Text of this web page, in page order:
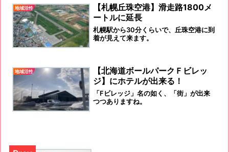
地域活性
【札幌丘珠空港】滑走路1800メ
ートルに延長
札幌駅から30分くらいで、丘珠空港に到
着が見えて来ます。
地域活性
【北海道ボールパークＦビレッ
ジ】にホテルが出来る！
「Fビレッジ」名の如く、「街」が出来
つつありますね。